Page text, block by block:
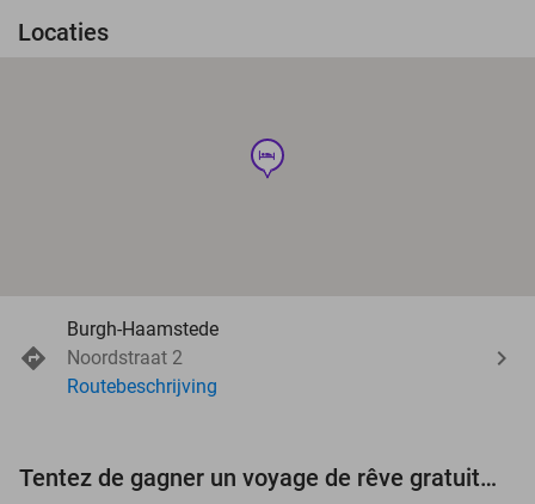
Locaties
hotel
Burgh-Haamstede
Noordstraat 2
Routebeschrijving
Tentez de gagner un voyage de rêve gratuit d'une valeur de 3.000 € !